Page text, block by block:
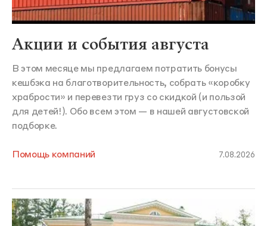
Акции и события августа
В этом месяце мы предлагаем потратить бонусы
кешбэка на благотворительность, собрать «коробку
храбрости» и перевезти груз со скидкой (и пользой
для детей!). Обо всем этом — в нашей августовской
подборке.
Помощь компаний 7.08.2026